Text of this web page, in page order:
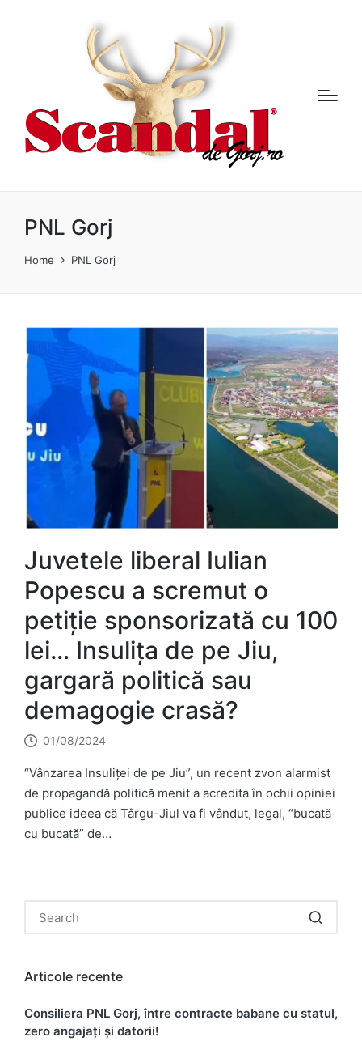
PNL Gorj
Home PNL Gorj
Juvetele liberal Iulian
Popescu a scremut o
petiție sponsorizată cu 100
lei… Insulița de pe Jiu,
gargară politică sau
demagogie crasă?
01/08/2024
“Vânzarea Insuliței de pe Jiu”, un recent zvon alarmist
de propagandă politică menit a acredita în ochii opiniei
publice ideea că Târgu-Jiul va fi vândut, legal, “bucată
cu bucată” de…
Articole recente
Consiliera PNL Gorj, între contracte babane cu statul,
zero angajați și datorii!